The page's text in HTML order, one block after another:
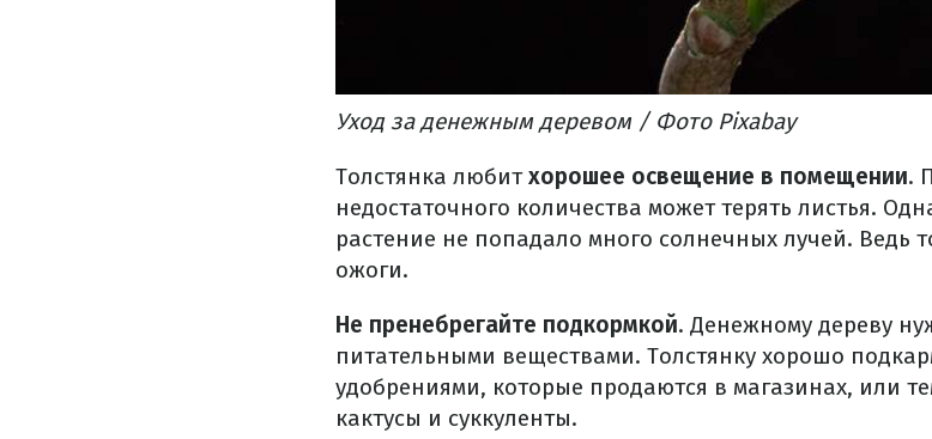
Уход за денежным деревом / Фото Pixabay
Толстянка любитхорошее освещение в помещении.
недостаточного количества может терять листья.
растение не попадало много солнечных лучей. Ведь
ожоги.
Не пренебрегайте подкормкой. Денежному дереву
питательными веществами. Толстянку хорошо
удобрениями, которые продаются в магазинах, или
кактусы и суккуленты.